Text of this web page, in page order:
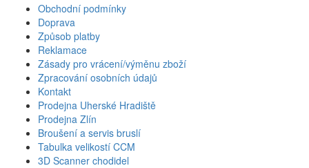
Obchodní podmínky
Doprava
Způsob platby
Reklamace
Zásady pro vrácení/výměnu zboží
Zpracování osobních údajů
Kontakt
Prodejna Uherské Hradiště
Prodejna Zlín
Broušení a servis bruslí
Tabulka velikostí CCM
3D Scanner chodidel